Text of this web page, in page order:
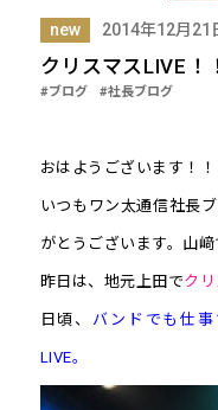
new 2014年12月21
クリスマスLIVE！
#ブログ #社長ブログ
おはようございます！！
いつもワン太通信社長
がとうございます。山﨑
昨日は、地元上田でク
日頃、 バンドでも仕
LIVE。